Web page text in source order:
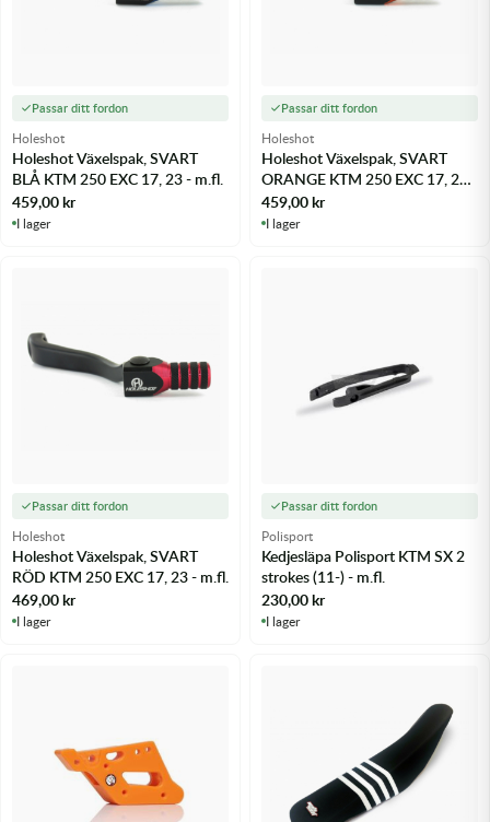
Passar ditt fordon
Holeshot
Holeshot Växelspak, SVART
BLÅ KTM 250 EXC 17, 23 - m.fl.
459,00kr
I lager
Passar ditt fordon
Holeshot
Holeshot Växelspak, SVART
ORANGE KTM 250 EXC 17, 23 -
m.fl.
459,00kr
I lager
Passar ditt fordon
Holeshot
Holeshot Växelspak, SVART
RÖD KTM 250 EXC 17, 23 - m.fl.
469,00kr
I lager
Passar ditt fordon
Polisport
Kedjesläpa Polisport KTM SX 2
strokes (11-) - m.fl.
230,00kr
I lager